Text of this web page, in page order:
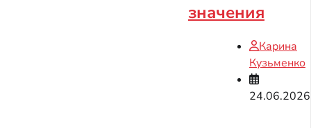
значения
Карина
Кузьменко
24.06.2026